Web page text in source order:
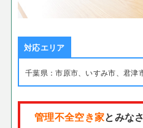
対応エリア
千葉県：市原市、いすみ市、君津
管理不全空き家とみな